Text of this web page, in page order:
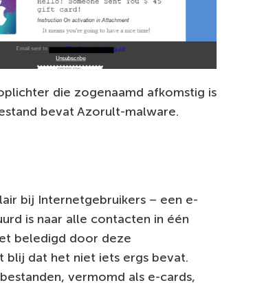
die zogenaamd afkomstig is
bevat Azorult-malware.
bij Internetgebruikers – een e-
is naar alle contacten in één
beledigd door deze
blij dat het niet iets ergs bevat.
vermomd als e-cards,